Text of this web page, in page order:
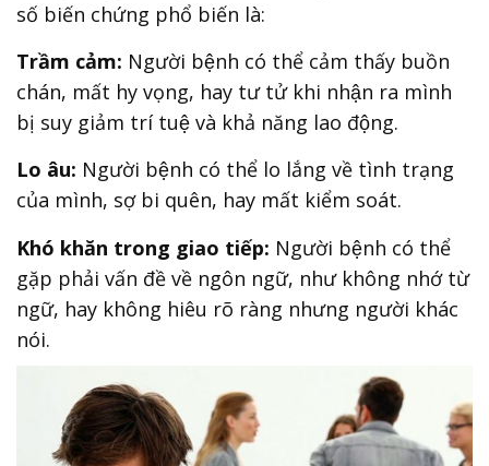
số biến chứng phổ biến là:
Trầm cảm: Người bệnh có thể cảm thấy buồn
chán, mất hy vọng, hay tư tử khi nhận ra mình
bị suy giảm trí tuệ và khả năng lao động.
Lo âu: Người bệnh có thể lo lắng về tình trạng
của mình, sợ bi quên, hay mất kiểm soát.
Khó khăn trong giao tiếp: Người bệnh có thể
gặp phải vấn đề về ngôn ngữ, như không nhớ từ
ngữ, hay không hiêu rõ ràng nhưng người khác
nói.